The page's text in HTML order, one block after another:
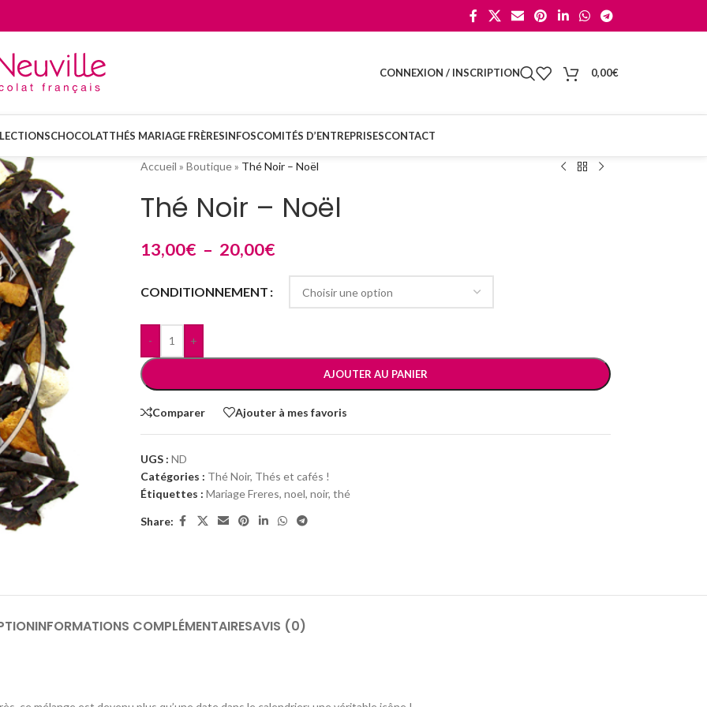
CONNEXION / INSCRIPTION 0,00€
CHOCOLATTHÉS MARIAGE FRÈRESINFOSCOMITÉS D’ENTREPRISESCONTACT
Accueil » Boutique» Thé Noir – Noël
Thé Noir – Noël
13,00€ – 20,00€
CONDITIONNEMENT
- +
AJOUTER AU PANIER
Comparer Ajouter à mes favoris
UGS : ND
Catégories : Thé Noir, Thés et cafés !
Étiquettes : Mariage Freres, noel, noir, thé
Share:
INFORMATIONS COMPLÉMENTAIRESAVIS (0)